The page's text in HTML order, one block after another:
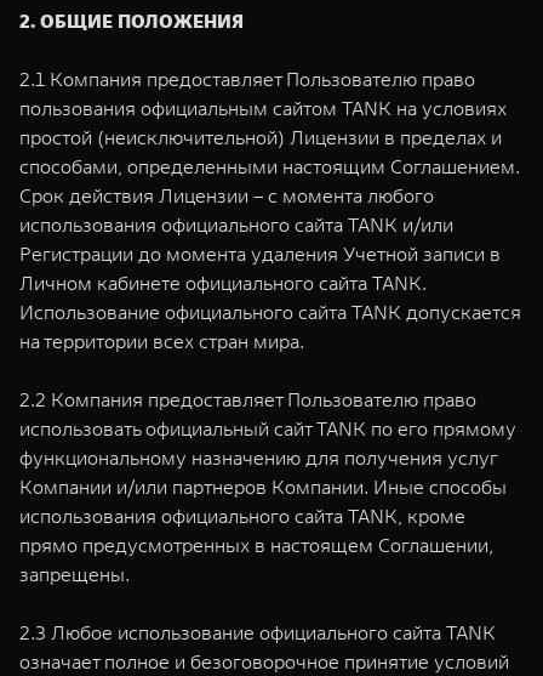
2. ОБЩИЕ ПОЛОЖЕНИЯ
2.1 Компания предоставляет Пользователю право
пользования официальным сайтом TANK на условиях
простой (неисключительной) Лицензии в пределах и
способами, определенными настоящим Соглашением.
Срок действия Лицензии – с момента любого
использования официального сайта TANK и/или
Регистрации до момента удаления Учетной записи в
Личном кабинете официального сайта TANK.
Использование официального сайта TANK допускается
на территории всех стран мира.
2.2 Компания предоставляет Пользователю право
использовать официальный сайт TANK по его прямому
функциональному назначению для получения услуг
Компании и/или партнеров Компании. Иные способы
использования официального сайта TANK, кроме
прямо предусмотренных в настоящем Соглашении,
запрещены.
2.3 Любое использование официального сайта TANK
означает полное и безоговорочное принятие условий